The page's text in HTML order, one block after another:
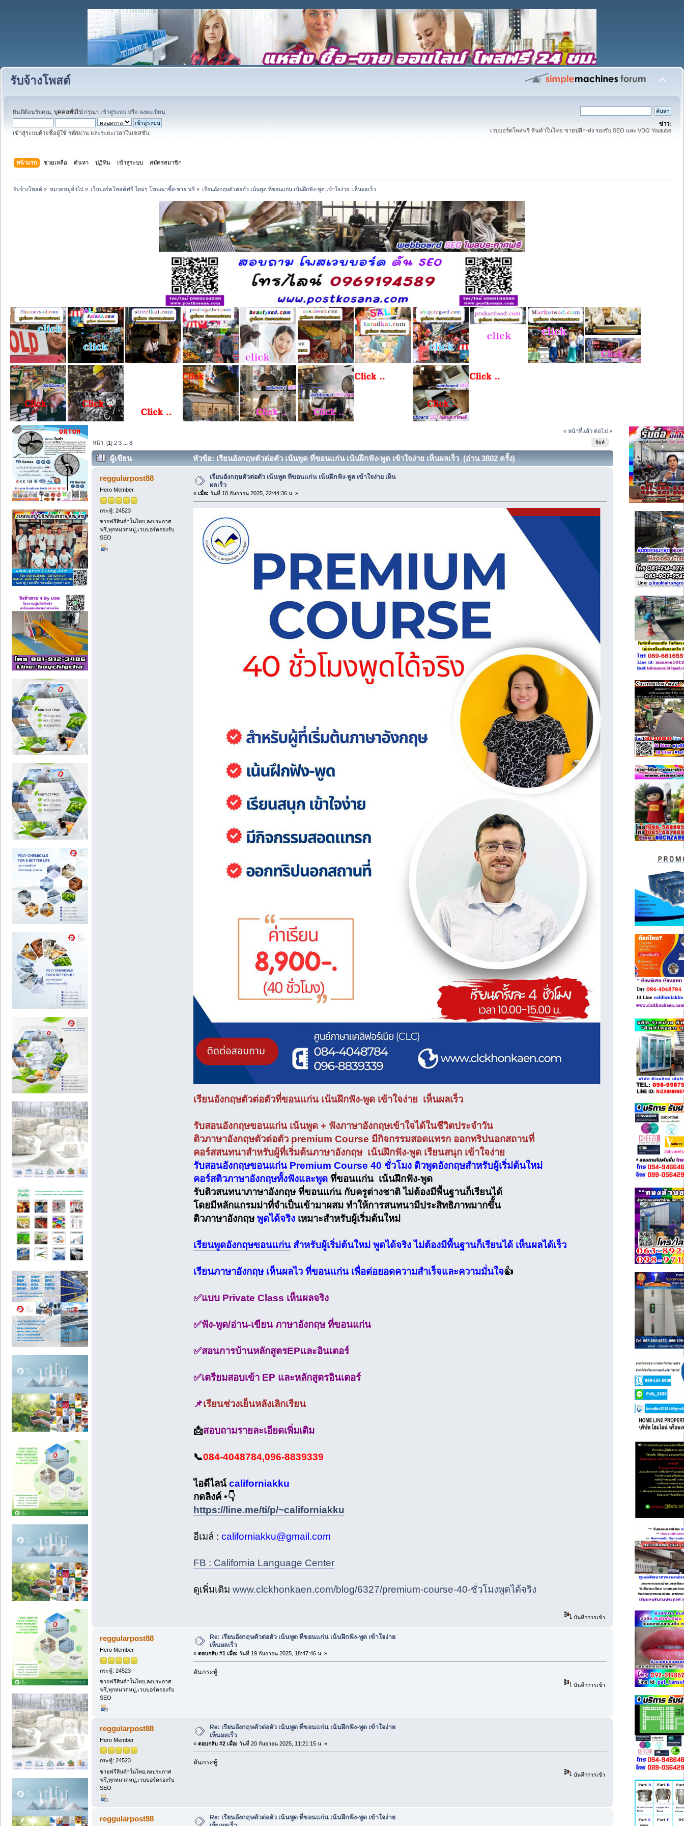
รับจ้างโพสต์
ยินดีต้อนรับคุณ, บุคคลทั่วไป กรุณา เข้าสู่ระบบ หรือ ลงทะเบียน
เข้าสู่ระบบด้วยชื่อผู้ใช้ รหัสผ่าน และระยะเวลาในเซสชั่น
ข่าว:
เวบบอร์ดโพสฟรี สินค้าในไทย ขายปลีก-ส่ง รองรับ SEO และ VDO Youtube
หน้าแรก ช่วยเหลือ ค้นหา ปฏิทิน เข้าสู่ระบบ สมัครสมาชิก
รับจ้างโพสต์ » หมวดหมู่ทั่วไป» เว็บบอร์ดโพสต์ฟรี ใหม่ๆ โฆษณาซื้อ-ขาย ฟรี» เรียนอังกฤษตัวต่อตัว เน้นพูด ที่ขอนแก่น เน้นฝึกฟัง-พูด เข้าใจง่าย  เห็นผลเร็ว
« หน้าที่แล้ว ต่อไป »
พิมพ์
หน้า: [1]2 3 ...8
ผู้เขียน หัวข้อ: เรียนอังกฤษตัวต่อตัว เน้นพูด ที่ขอนแก่น เน้นฝึกฟัง-พูด เข้าใจง่าย เห็นผลเร็ว (อ่าน 3802 ครั้ง)
reggularpost88
Hero Member
กระทู้: 24523
ขายฟรีสินค้าในไทย,ลงประกาศ
ฟรี,ทุกหมวดหมู่,เวบบอร์ดรองรับ
SEO
เรียนอังกฤษตัวต่อตัว เน้นพูด ที่ขอนแก่น เน้นฝึกฟัง-พูด เข้าใจง่าย เห็น
ผลเร็ว
« เมื่อ: วันที่ 18 กันยายน 2025, 22:44:36 น. »
เรียนอังกฤษตัวต่อตัวที่ขอนแก่น เน้นฝึกฟัง-พูด เข้าใจง่าย เห็นผลเร็ว
รับสอนอังกฤษขอนแก่น เน้นพูด + ฟังภาษาอังกฤษเข้าใจได้ในชีวิตประจำวัน
ติวภาษาอังกฤษตัวต่อตัว premium Course มีกิจกรรมสอดแทรก ออกทริปนอกสถานที่
คอร์สสนทนาสำหรับผู้ที่เริ่มต้นภาษาอังกฤษ เน้นฝึกฟัง-พูด เรียนสนุก เข้าใจง่าย
รับสอนอังกฤษขอนแก่น Premium Course 40 ชั่วโมง ติวพูดอังกฤษสำหรับผู้เริ่ม่ต้นใหม่
คอร์สติวภาษาอังกฤษทั้งฟังและพูดทึ่ขอนแก่น เน้นฝึกฟัง-พูด
รับติวสนทนาภาษาอังกฤษ ที่ขอนแก่น กับครูต่างชาติ ไม่ต้องมีพื้นฐานก็เรียนได้
โดยมีหลักแกรมม่าที่จำเป็นเข้ามาผสม ทำให้การสนทนามีประสิทธิภาพมากขึั้น
ติวภาษาอังกฤษพูดได้จริงเหมาะสำหรับผู้เริ่มต้นใหม่
เรียนพูดอังกฤษขอนแก่นสำหรับผู้เริ่ม่ต้นใหม่ พูดได้จริง ไม่ต้องมีพื้นฐานก็เรียนได้ เห็นผลได้เร็ว
เรียนภาษาอังกฤษ เห็นผลไว ที่ขอนแก่น เพื่อต่อยอดความสำเร็จและความมั่นใจ👍
✅แบบ Private Class เห็นผลจริง
✅ฟัง-พูด/อ่าน-เขียน ภาษาอังกฤษ ที่ขอนแก่น
✅สอนการบ้านหลักสูตรEPและอินเตอร์
✅เตรียมสอบเข้า EP และหลักสูตรอินเตอร์
📌เรียนช่วงเย็นหลังเลิกเรียน
📩สอบถามรายละเอียดเพิ่มเติม
📞084-4048784,096-8839339
ไอดีไลน์californiakku
กดลิงค์ •👇
https://line.me/ti/p/~californiakku
อีเมล์ : californiakku@gmail.com
FB : California Language Center
ดูเพิ่มเติม www.clckhonkaen.com/blog/6327/premium-course-40-ชั่วโมงพูดได้จริง
บันทึกการเข้า
reggularpost88
Hero Member
กระทู้: 24523
ขายฟรีสินค้าในไทย,ลงประกาศ
ฟรี,ทุกหมวดหมู่,เวบบอร์ดรองรับ
SEO
Re: เรียนอังกฤษตัวต่อตัว เน้นพูด ที่ขอนแก่น เน้นฝึกฟัง-พูด เข้าใจง่าย
เห็นผลเร็ว
« ตอบกลับ #1 เมื่อ: วันที่ 19 กันยายน 2025, 18:47:46 น. »
ดันกระทู้
บันทึกการเข้า
reggularpost88
Hero Member
กระทู้: 24523
ขายฟรีสินค้าในไทย,ลงประกาศ
ฟรี,ทุกหมวดหมู่,เวบบอร์ดรองรับ
SEO
Re: เรียนอังกฤษตัวต่อตัว เน้นพูด ที่ขอนแก่น เน้นฝึกฟัง-พูด เข้าใจง่าย
เห็นผลเร็ว
« ตอบกลับ #2 เมื่อ: วันที่ 20 กันยายน 2025, 11:21:15 น. »
ดันกระทู้
บันทึกการเข้า
reggularpost88
Re: เรียนอังกฤษตัวต่อตัว เน้นพูด ที่ขอนแก่น เน้นฝึกฟัง-พูด เข้าใจง่าย